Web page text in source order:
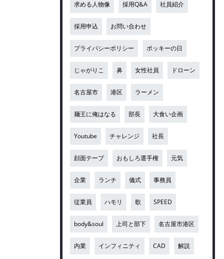
求める人物像 採用Q&A 社員紹介
採用申込 お問い合わせ
プライバシーポリシー ポッキーの日
じゃがりこ 鼻 女性社員 ドローン
名古屋市 港区 ラーメン
麺王に俺はなる 部長 大食い企画
Youtube チャレンジ 社長
顔面テープ おもしろ選手権 元気
企業 ランチ 儀式 事務員
従業員 ハモリ 歌 SPEED
body&soul 上司と部下 名古屋市港区
内業 インフィニティ CAD 解説